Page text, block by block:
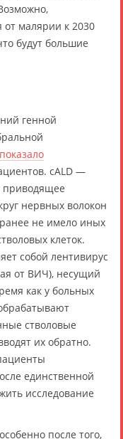
малярии к 2030
будут большие
генной
показало
cALD —
приводящее
нервных волокон
ранее не имело иных
клеток.
собой лентивирус
от ВИЧ), несущий
как у больных
стволовые
их обратно.
единственной
исследование
после того,